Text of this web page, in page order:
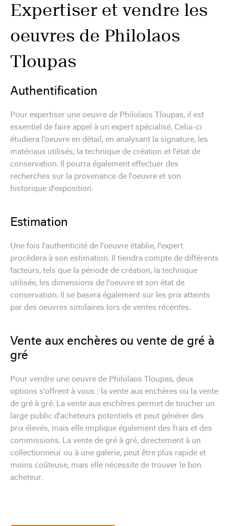
Expertiser et vendre les
oeuvres de Philolaos
Tloupas
Authentification
Pour expertiser une oeuvre de Philolaos Tloupas, il est
essentiel de faire appel à un expert spécialisé. Celui-ci
étudiera l'oeuvre en détail, en analysant la signature, les
matériaux utilisés, la technique de création et l'état de
conservation. Il pourra également effectuer des
recherches sur la provenance de l'oeuvre et son
historique d'exposition.
Estimation
Une fois l'authenticité de l'oeuvre établie, l'expert
procèdera à son estimation. Il tiendra compte de différents
facteurs, tels que la période de création, la technique
utilisée, les dimensions de l'oeuvre et son état de
conservation. Il se basera également sur les prix atteints
par des oeuvres similaires lors de ventes récentes.
Vente aux enchères ou vente de gré à
gré
Pour vendre une oeuvre de Philolaos Tloupas, deux
options s'offrent à vous : la vente aux enchères ou la vente
de gré à gré. La vente aux enchères permet de toucher un
large public d'acheteurs potentiels et peut générer des
prix élevés, mais elle implique également des frais et des
commissions. La vente de gré à gré, directement à un
collectionneur ou à une galerie, peut être plus rapide et
moins coûteuse, mais elle nécessite de trouver le bon
acheteur.